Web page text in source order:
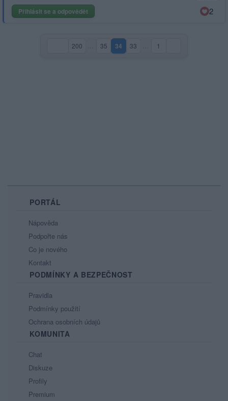
Přihlásit se a odpovědět 2
200 35 34(aktuální strana)
33 1
PORTÁL
Nápověda
Podpořte nás
Co je nového
Kontakt
PODMÍNKY A BEZPEČNOST
Pravidla
Podmínky použití
Ochrana osobních údajů
KOMUNITA
Chat
Diskuze
Profily
Premium